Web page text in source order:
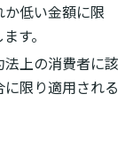
低い金額に限
す。
上の消費者に該
限り適用される